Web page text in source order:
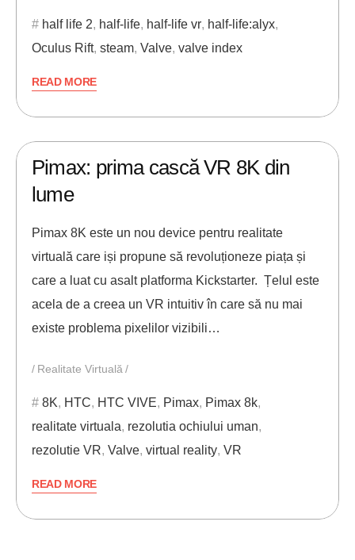
half life 2, half-life, half-life vr, half-life:alyx,
Oculus Rift, steam, Valve, valve index
READ MORE
Pimax: prima cască VR 8K din
lume
Pimax 8K este un nou device pentru realitate
virtuală care iși propune să revoluționeze piața și
care a luat cu asalt platforma Kickstarter. Țelul este
acela de a creea un VR intuitiv în care să nu mai
existe problema pixelilor vizibili…
Realitate Virtuală
8K, HTC, HTC VIVE, Pimax, Pimax 8k,
realitate virtuala, rezolutia ochiului uman,
rezolutie VR, Valve, virtual reality, VR
READ MORE